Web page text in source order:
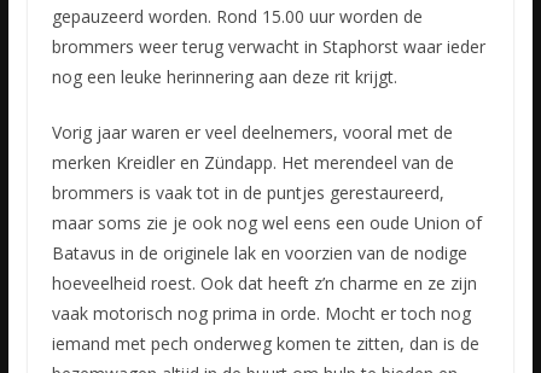
gepauzeerd worden. Rond 15.00 uur worden de
brommers weer terug verwacht in Staphorst waar ieder
nog een leuke herinnering aan deze rit krijgt.
Vorig jaar waren er veel deelnemers, vooral met de
merken Kreidler en Zündapp. Het merendeel van de
brommers is vaak tot in de puntjes gerestaureerd,
maar soms zie je ook nog wel eens een oude Union of
Batavus in de originele lak en voorzien van de nodige
hoeveelheid roest. Ook dat heeft z’n charme en ze zijn
vaak motorisch nog prima in orde. Mocht er toch nog
iemand met pech onderweg komen te zitten, dan is de